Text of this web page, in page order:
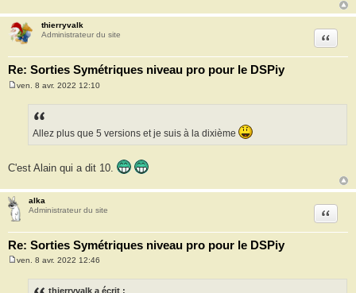
thierryvalk
Administrateur du site
Re: Sorties Symétriques niveau pro pour le DSPiy
Citation
ven. 8 avr. 2022 12:10
Allez plus que 5 versions et je suis à la dixième
C'est Alain qui a dit 10.
alka
Administrateur du site
Re: Sorties Symétriques niveau pro pour le DSPiy
Citation
ven. 8 avr. 2022 12:46
thierryvalk a écrit :